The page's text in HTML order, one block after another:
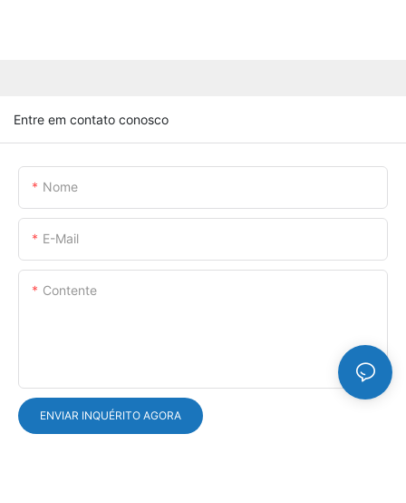
Entre em contato conosco
Nome
E-Mail
Contente
ENVIAR INQUÉRITO AGORA